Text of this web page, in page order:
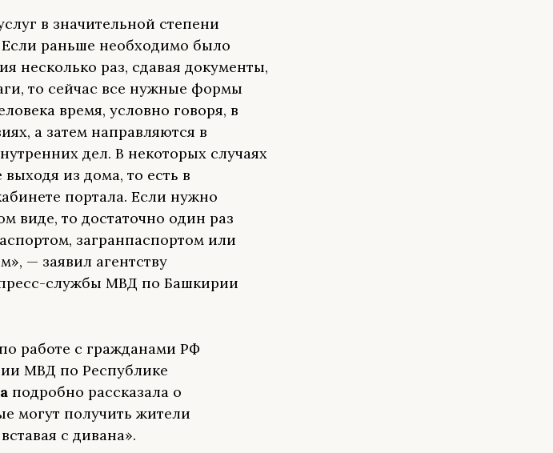
в значительной степени
раньше необходимо было
несколько раз, сдавая документы,
то сейчас все нужные формы
время, условно говоря, в
а затем направляются в
дел. В некоторых случаях
из дома, то есть в
портала. Если нужно
виде, то достаточно один раз
загранпаспортом или
— заявил агентству
службы МВД по Башкирии
работе с гражданами РФ
МВД по Республике
подробно рассказала о
могут получить жители
с дивана».